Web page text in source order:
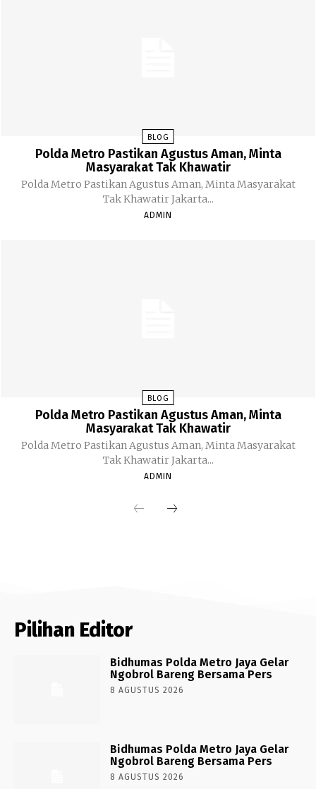
BLOG
Polda Metro Pastikan Agustus Aman, Minta
Masyarakat Tak Khawatir
Polda Metro Pastikan Agustus Aman, Minta Masyarakat
Tak Khawatir Jakarta...
ADMIN
BLOG
Polda Metro Pastikan Agustus Aman, Minta
Masyarakat Tak Khawatir
Polda Metro Pastikan Agustus Aman, Minta Masyarakat
Tak Khawatir Jakarta...
ADMIN
Pilihan Editor
Bidhumas Polda Metro Jaya Gelar
Ngobrol Bareng Bersama Pers
8 AGUSTUS 2026
Bidhumas Polda Metro Jaya Gelar
Ngobrol Bareng Bersama Pers
8 AGUSTUS 2026